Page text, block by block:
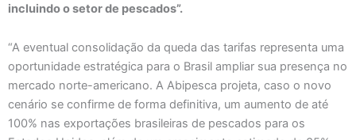
incluindo o setor de pescados”.
“A eventual consolidação da queda das tarifas representa uma
oportunidade estratégica para o Brasil ampliar sua presença no
mercado norte-americano. A Abipesca projeta, caso o novo
cenário se confirme de forma definitiva, um aumento de até
100% nas exportações brasileiras de pescados para os